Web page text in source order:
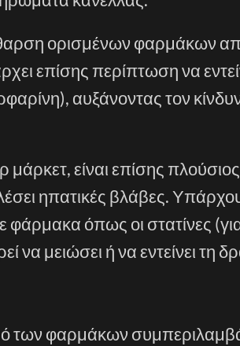
ορισμένων φαρμάκων
επίσης περίπτωση να
αυξάνοντας τον
είναι επίσης
ηπατικές βλάβες.
φάρμακα όπως οι στατίνες
να μειώσει ή να εντείνει τη
των φαρμάκων